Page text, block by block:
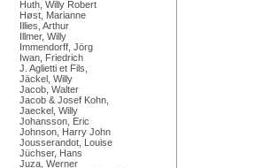
Huth, Willy Robert
Høst, Marianne
Illies, Arthur
Illmer, Willy
Immendorff, Jörg
Iwan, Friedrich
J. Aglietti et Fils,
Jäckel, Willy
Jacob, Walter
Jacob & Josef Kohn,
Jaeckel, Willy
Johansson, Eric
Johnson, Harry John
Jousserandot, Louise
Jüchser, Hans
Juza, Werner